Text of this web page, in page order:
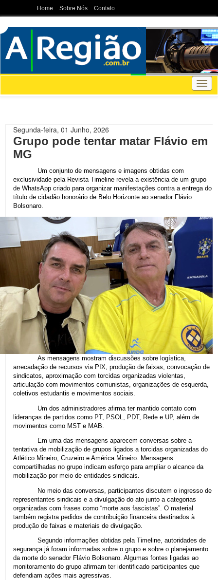
Home Sobre Nós Contato
Segunda-feira, 01 Junho, 2026
Grupo pode tentar matar Flávio em
MG
Um conjunto de mensagens e imagens obtidas com
exclusividade pela Revista Timeline revela a existência de um grupo
de WhatsApp criado para organizar manifestações contra a entrega do
título de cidadão honorário de Belo Horizonte ao senador Flávio
Bolsonaro.
As mensagens mostram discussões sobre logística,
arrecadação de recursos via PIX, produção de faixas, convocação de
sindicatos, aproximação com torcidas organizadas violentas,
articulação com movimentos comunistas, organizações de esquerda,
coletivos estudantis e movimentos sociais.
Um dos administradores afirma ter mantido contato com
lideranças de partidos como PT, PSOL, PDT, Rede e UP, além de
movimentos como MST e MAB.
Em uma das mensagens aparecem conversas sobre a
tentativa de mobilização de grupos ligados a torcidas organizadas do
Atlético Mineiro, Cruzeiro e América Mineiro. Mensagens
compartilhadas no grupo indicam esforço para ampliar o alcance da
mobilização por meio de entidades sindicais.
No meio das conversas, participantes discutem o ingresso de
representantes sindicais e a divulgação do ato junto a categorias
organizadas com frases como “morte aos fascistas”. O material
também registra pedidos de contribuição financeira destinados à
produção de faixas e materiais de divulgação.
Segundo informações obtidas pela Timeline, autoridades de
segurança já foram informadas sobre o grupo e sobre o planejamento
da morte do senador Flávio Bolsonaro. Algumas fontes ligadas ao
monitoramento do grupo afirmam ter identificado participantes que
defendiam ações mais agressivas.